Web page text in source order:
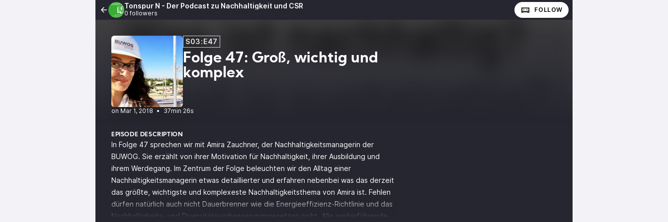
Tonspur N - Der Podcast zu Nachhaltigkeit und CSR
0 followers FOLLOW
S03:E47
Folge 47: Groß, wichtig und
komplex
• 37min 26s
EPISODE DESCRIPTION
In Folge 47 sprechen wir mit Amira Zauchner, der Nachhaltigkeitsmanagerin der
BUWOG. Sie erzählt von ihrer Motivation für Nachhaltigkeit, ihrer Ausbildung und
ihrem Werdegang. Im Zentrum der Folge beleuchten wir den Alltag einer
Nachhaltigkeitsmanagerin etwas detaillierter und erfahren nebenbei was das derzeit
das größte, wichtigste und komplexeste Nachhaltigkeitsthema von Amira ist. Fehlen
dürfen natürlich auch nicht Dauerbrenner wie die Energieeffizienz-Richtlinie und das
Nachhaltigkeits- und Diversitätsverbesserungsgesetzes nicht. Alle weiterführende